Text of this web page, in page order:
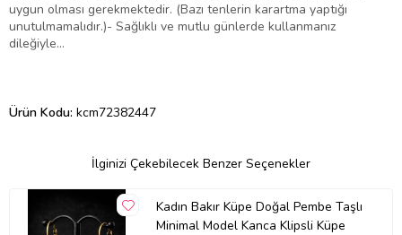
uygun olması gerekmektedir. (Bazı tenlerin karartma yaptığı
unutulmamalıdır.)- Sağlıklı ve mutlu günlerde kullanmanız
dileğiyle…
Ürün Kodu: kcm72382447
İlginizi Çekebilecek Benzer Seçenekler
Kadın Bakır Küpe Doğal Pembe Taşlı
Minimal Model Kanca Klipsli Küpe